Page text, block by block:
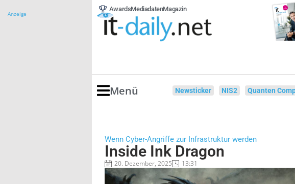
Anzeige
AwardsMediadatenMagazin
Menü Newsticker NIS2 Quanten
Wenn Cyber-Angriffe zur Infrastruktur werden
Inside Ink Dragon
20. Dezember, 2025 13:31